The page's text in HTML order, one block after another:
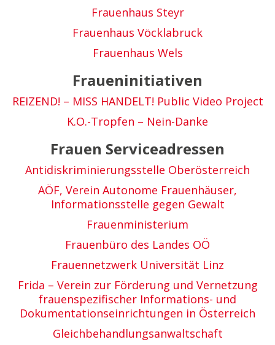
Frauenhaus Steyr
Frauenhaus Vöcklabruck
Frauenhaus Wels
Fraueninitiativen
REIZEND! – MISS HANDELT! Public Video Project
K.O.-Tropfen – Nein-Danke
Frauen Serviceadressen
Antidiskriminierungsstelle Oberösterreich
AÖF, Verein Autonome Frauenhäuser,
Informationsstelle gegen Gewalt
Frauenministerium
Frauenbüro des Landes OÖ
Frauennetzwerk Universität Linz
Frida – Verein zur Förderung und Vernetzung
frauenspezifischer Informations- und
Dokumentationseinrichtungen in Österreich
Gleichbehandlungsanwaltschaft